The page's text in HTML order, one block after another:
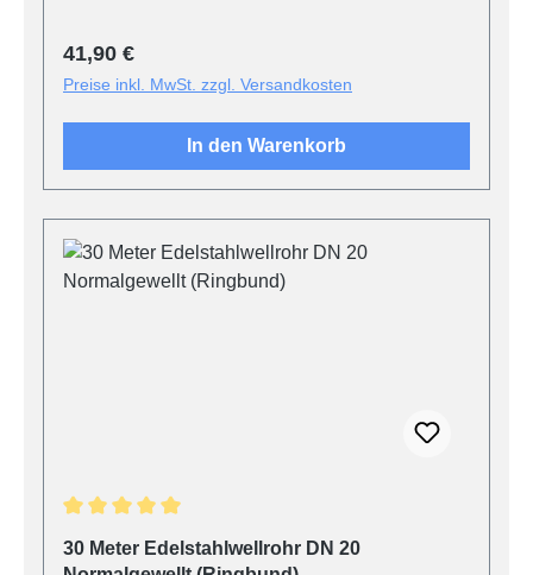
Regulärer Preis:
41,90 €
Preise inkl. MwSt. zzgl. Versandkosten
In den Warenkorb
30 Meter Edelstahlwellrohr DN 20